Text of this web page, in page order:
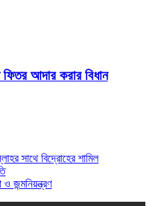
আদার করার বিধান
সাথে বিদ্রোহের শামিল
ও জন্মনিয়ন্ত্রণ